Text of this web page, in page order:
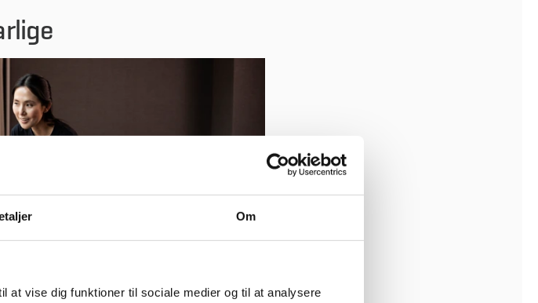
Om
at vise dig funktioner til sociale medier og til at analysere